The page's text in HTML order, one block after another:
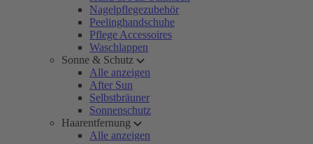
Nagelpflegezubehör
Peelinghandschuhe
Pflege Accessoires
Waschlappen
Sonne & Schutz
Alle anzeigen
After Sun
Selbstbräuner
Sonnenschutz
Haarentfernung
Alle anzeigen